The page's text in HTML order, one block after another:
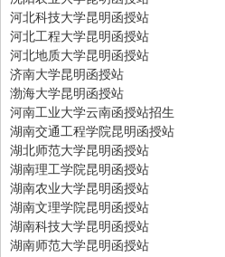
河北科技大学昆明函授站
河北工程大学昆明函授站
河北地质大学昆明函授站
济南大学昆明函授站
渤海大学昆明函授站
河南工业大学云南函授站招生
湖南交通工程学院昆明函授站
湖北师范大学昆明函授站
湖南理工学院昆明函授站
湖南农业大学昆明函授站
湖南文理学院昆明函授站
湖南科技大学昆明函授站
湖南师范大学昆明函授站